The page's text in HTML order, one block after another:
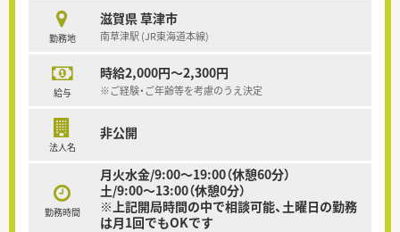
勤務地
滋賀県 草津市
南草津駅 (JR東海道本線)
給与
時給2,000円～2,300円
※ご経験・ご年齢等を考慮のうえ決定
法人名
非公開
勤務時間
月火水金/9:00～19:00（休憩60分）
土/9:00～13:00（休憩0分）
※上記開局時間の中で相談可能、土曜日の勤務
は月1回でもOKです